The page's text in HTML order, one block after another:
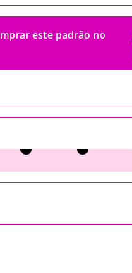
este padrão no